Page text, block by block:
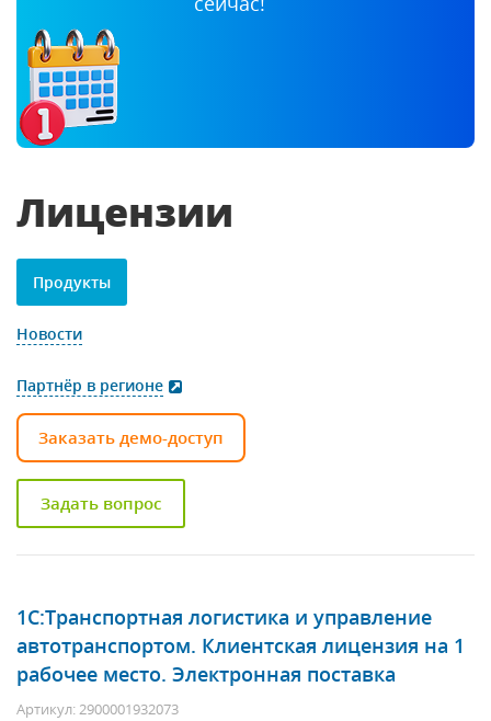
Лицензии
Продукты
Новости
Партнёр в регионе
Заказать демо-доступ
Задать вопрос
1С:Транспортная логистика и управление
автотранспортом. Клиентская лицензия на 1
рабочее место. Электронная поставка
Артикул: 2900001932073